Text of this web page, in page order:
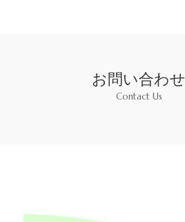
お問い合わせ
Contact Us